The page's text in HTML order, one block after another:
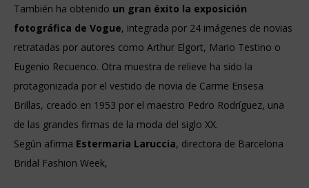
También ha obtenido un gran éxito la exposición
fotográfica de Vogue, integrada por 24 imágenes de novias
retratadas por autores como Arthur Elgort, Mario Testino o
Eugenio Recuenco. Otra muestra de relieve ha sido la
protagonizada por el vestido de novia de Carme Ensesa
Brillas, creado en 1953 por el maestro Pedro Rodríguez, una
de las grandes firmas de la moda del siglo XX.
Según afirma Estermaria Laruccia, directora de Barcelona
Bridal Fashion Week,